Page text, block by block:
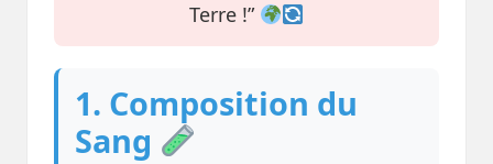
Terre !”
1. Composition du
Sang